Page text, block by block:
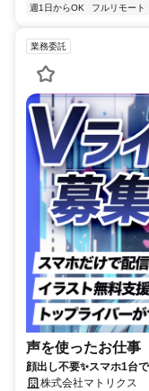
週1日からOK フルリモート
業務委託
声を使ったお仕事
顔出し不要✨スマホ1台
株式会社マトリクス